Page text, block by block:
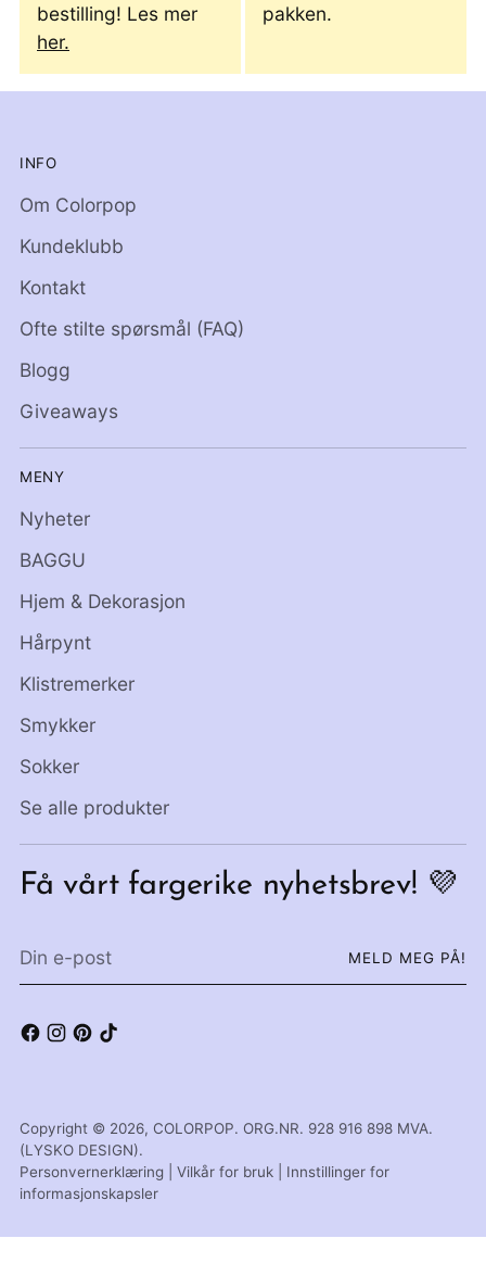
bestilling! Les mer
her.
pakken.
INFO
Om Colorpop
Kundeklubb
Kontakt
Ofte stilte spørsmål (FAQ)
Blogg
Giveaways
MENY
Nyheter
BAGGU
Hjem & Dekorasjon
Hårpynt
Klistremerker
Smykker
Sokker
Se alle produkter
Få vårt fargerike nyhetsbrev! 💜
e-
MELD MEG PÅ!
Copyright © 2026, COLORPOP. ORG.NR. 928 916 898 MVA.
(LYSKO DESIGN).
Personvernerklæring
Vilkår for bruk
Innstillinger for
informasjonskapsler